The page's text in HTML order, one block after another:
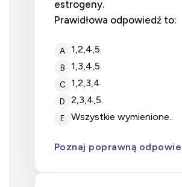
estrogeny.
Prawidłowa odpowiedź to:
A 1,2,4,5.
B 1,3,4,5.
C 1,2,3,4.
D 2,3,4,5.
E wszystkie wymienione..
Poznaj poprawną